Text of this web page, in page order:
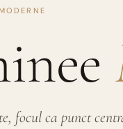
focul ca punct